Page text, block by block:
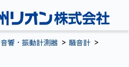
音響・振動計測器
騒音計